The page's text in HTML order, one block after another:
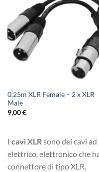
0.25m XLR Female – 2 x XLR
Male
9,00€
I cavi XLRsono dei cavi ad
elettrico, elettronico che
connettore di tipo XLR,